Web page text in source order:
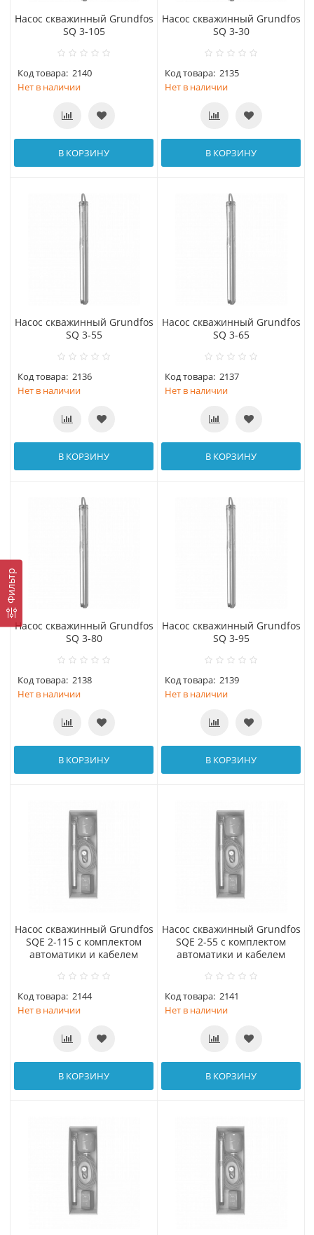
Фильтр
Насос скважинный Grundfos
SQ 3-105
Код товара: 2140
Нет в наличии
В КОРЗИНУ
Насос скважинный Grundfos
SQ 3-30
Код товара: 2135
Нет в наличии
В КОРЗИНУ
Насос скважинный Grundfos
SQ 3-55
Код товара: 2136
Нет в наличии
В КОРЗИНУ
Насос скважинный Grundfos
SQ 3-65
Код товара: 2137
Нет в наличии
В КОРЗИНУ
Насос скважинный Grundfos
SQ 3-80
Код товара: 2138
Нет в наличии
В КОРЗИНУ
Насос скважинный Grundfos
SQ 3-95
Код товара: 2139
Нет в наличии
В КОРЗИНУ
Насос скважинный Grundfos
SQE 2-115 с комплектом
автоматики и кабелем
Код товара: 2144
Нет в наличии
В КОРЗИНУ
Насос скважинный Grundfos
SQE 2-55 с комплектом
автоматики и кабелем
Код товара: 2141
Нет в наличии
В КОРЗИНУ